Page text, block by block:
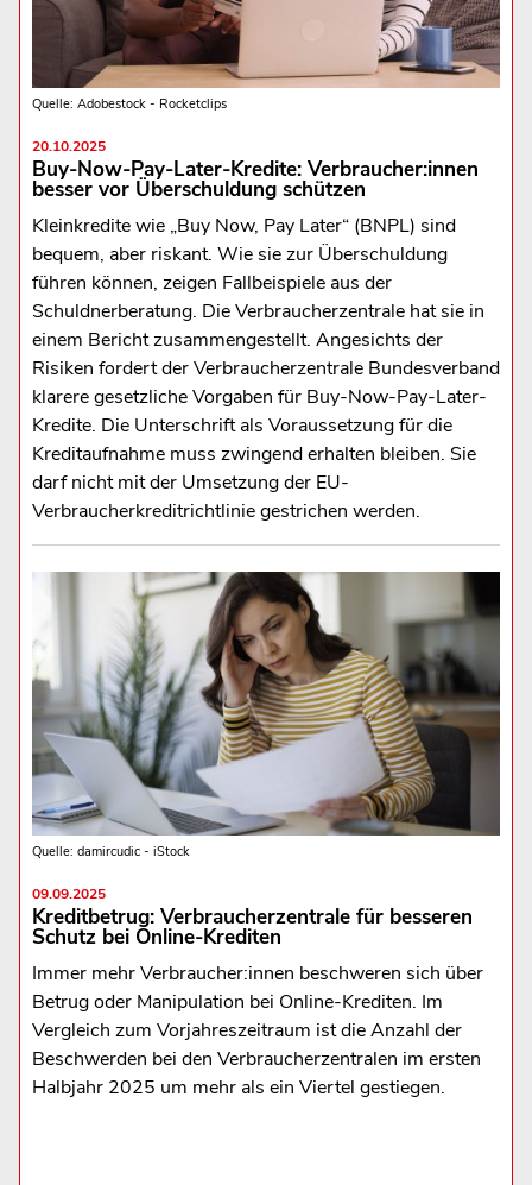
Quelle: Adobestock - Rocketclips
20.10.2025
Buy-Now-Pay-Later-Kredite: Verbraucher:innen
besser vor Überschuldung schützen
Kleinkredite wie „Buy Now, Pay Later“ (BNPL) sind
bequem, aber riskant. Wie sie zur Überschuldung
führen können, zeigen Fallbeispiele aus der
Schuldnerberatung. Die Verbraucherzentrale hat sie in
einem Bericht zusammengestellt. Angesichts der
Risiken fordert der Verbraucherzentrale Bundesverband
klarere gesetzliche Vorgaben für Buy-Now-Pay-Later-
Kredite. Die Unterschrift als Voraussetzung für die
Kreditaufnahme muss zwingend erhalten bleiben. Sie
darf nicht mit der Umsetzung der EU-
Verbraucherkreditrichtlinie gestrichen werden.
Quelle: damircudic - iStock
09.09.2025
Kreditbetrug: Verbraucherzentrale für besseren
Schutz bei Online-Krediten
Immer mehr Verbraucher:innen beschweren sich über
Betrug oder Manipulation bei Online-Krediten. Im
Vergleich zum Vorjahreszeitraum ist die Anzahl der
Beschwerden bei den Verbraucherzentralen im ersten
Halbjahr 2025 um mehr als ein Viertel gestiegen.